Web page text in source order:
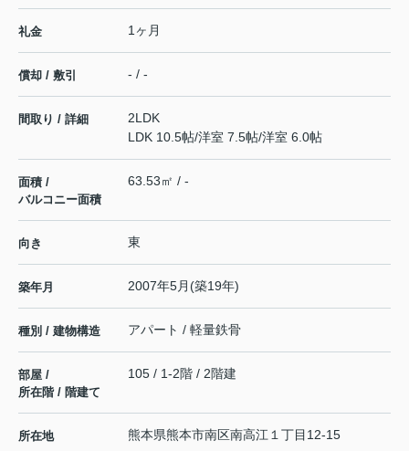
礼金 1ヶ月
償却 / 敷引 - / -
間取り / 詳細
2LDK
LDK 10.5帖/洋室 7.5帖/洋室 6.0帖
面積 /
バルコニー面積
63.53㎡ / -
向き 東
築年月 2007年5月(築19年)
種別 / 建物構造 アパート / 軽量鉄骨
部屋 /
所在階 / 階建て
105 / 1-2階 / 2階建
所在地 熊本県熊本市南区南高江 １丁目12-15